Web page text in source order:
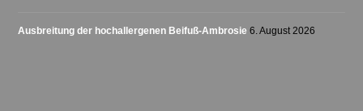
Ausbreitung der hochallergenen Beifuß-Ambrosie 6. August 2026